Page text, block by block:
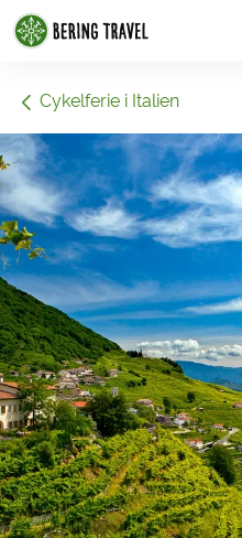
1
Cykelferie i Italien